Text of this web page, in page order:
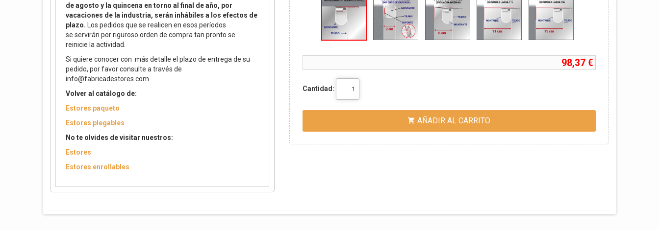
de agosto y la quincena en torno al final de año, por
vacaciones de la industria, serán inhábiles a los efectos de
plazo. Los pedidos que se realicen en esos períodos
se servirán por riguroso orden de compra tan pronto se
reinicie la actividad.
Si quiere conocer con más detalle el plazo de entrega de su
pedido, por favor consulte a través de
info@fabricadestores.com
Volver al catálogo de:
Estores paqueto
Estores plegables
No te olvides de visitar nuestros:
Estores
Estores enrollables
98,37 €
Cantidad:
 AÑADIR AL CARRITO